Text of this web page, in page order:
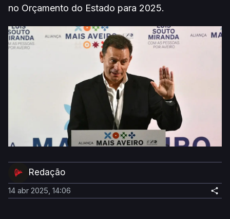
no Orçamento do Estado para 2025.
Redação
14 abr 2025, 14:06